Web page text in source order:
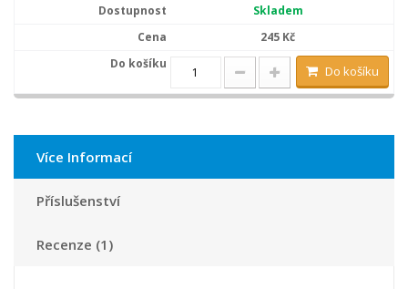
Skladem
245 Kč
Do košíku
Více Informací
Příslušenství
Recenze (1)